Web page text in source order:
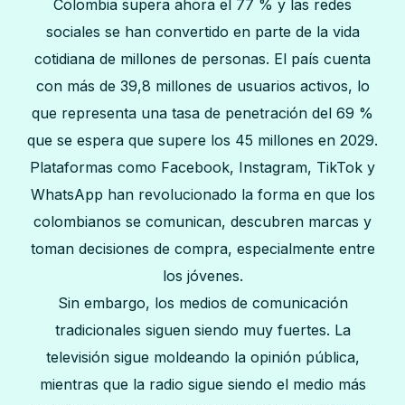
Colombia supera ahora el 77 % y las redes
sociales se han convertido en parte de la vida
cotidiana de millones de personas. El país cuenta
con más de 39,8 millones de usuarios activos, lo
que representa una tasa de penetración del 69 %
que se espera que supere los 45 millones en 2029.
Plataformas como Facebook, Instagram, TikTok y
WhatsApp han revolucionado la forma en que los
colombianos se comunican, descubren marcas y
toman decisiones de compra, especialmente entre
los jóvenes.
Sin embargo, los medios de comunicación
tradicionales siguen siendo muy fuertes. La
televisión sigue moldeando la opinión pública,
mientras que la radio sigue siendo el medio más